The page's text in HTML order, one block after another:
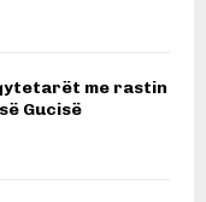
me rastin
Gucisë